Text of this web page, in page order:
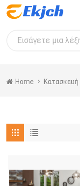
Home